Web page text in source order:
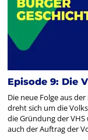
Episode 9: Die
Die neue Folge aus
dreht sich um die
die Gründung der
auch der Auftrag der